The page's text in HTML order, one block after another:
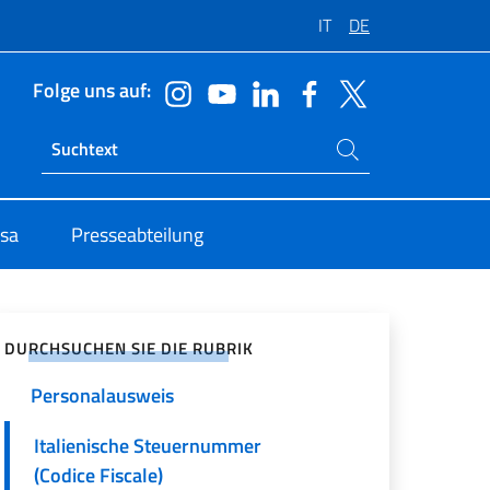
IT DE
Folge uns auf:
Ricerca sito live
Suchen Sie auf der Website
Presseabteilung
DURCHSUCHEN SIE DIE RUBRIK
Personenregister / Meldeamt
Reisepass
Personalausweis
Italienische Steuernummer
(Codice Fiscale)